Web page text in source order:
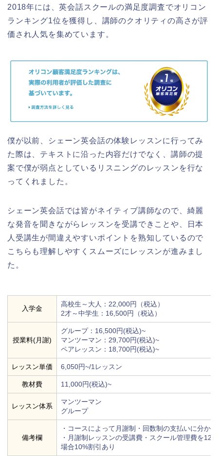
2018年には、英会話スクールの満足度調査でオリコン
ランキング1位を獲得し、講師のクオリティの高さが評
価され人気を集めています。
僕が以前、シェーン英会話の体験レッスンに行ってみ
た際は、テキストに沿った内容だけでなく、講師の提
案で僕が弱点としているリスニングのレッスンを行な
ってくれました。
シェーン英会話では皆がネイティブ講師なので、綺麗
な発音を聞きながらレッスンを受講できことや、日本
人受講生が間違えやすいポイントを熟知しているので
こちらも理解しやすくスムーズにレッスンが進みまし
た。
入学金
高校生～大人：22,000円（税込）
2才～中学生：16,500円（税込）
授業料(月謝)
グループ：16,500円(税込)~
マンツーマン：29,700円(税込)~
ペアレッスン：18,700円(税込)~
レッスン単価 6,050円~/1レッスン
教材費 11,000円(税込)~
レッスン体系
マンツーマン
グループ
備考欄
・コースによって月謝制・回数制の支払いに分か
・月謝制レッスンの受講費・スクール管理費を12
場合10%割引あり